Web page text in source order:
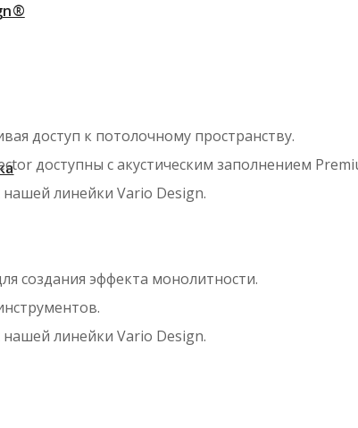
доступ к потолочному пространству.
доступны с акустическим заполнением
линейки Vario Design.
создания эффекта монолитности.
линейки Vario Design.